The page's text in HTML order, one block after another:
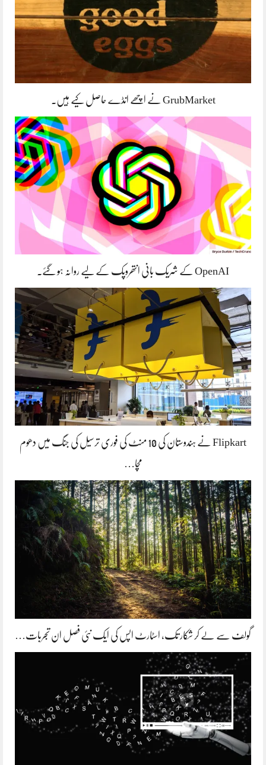
GrubMarket نے اچھے انڈے حاصل کیے ہیں۔
OpenAI کے شریک بانی انتھروپک کے لیے روانہ ہو گئے۔
Flipkart نے ہندوستان کی 10 منٹ کی فوری ترسیل کی جنگ میں دھوم
مچا…
گولف سے لے کر شکار تک، اسٹارٹ اپس کی ایک نئی فصل ان تجربات…